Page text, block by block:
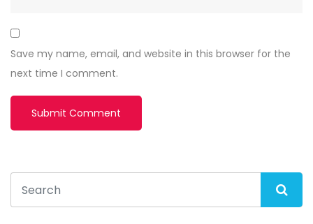
Save my name, email, and website in this browser for the
next time I comment.